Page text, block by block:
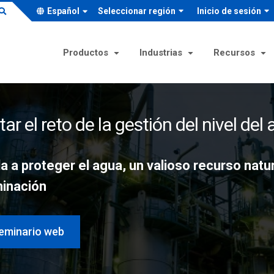
Español Seleccionar región Inicio de sesión
Productos
de temperatura
térmicos
de temperatura OEM
Test Instruments
Calibradores
Bombas manuales-
Comprobadores hidráulicos
Calibradores de prueba
Industrias
para la industria de
y bebidas
y minerales
Visión general de los
industriales y OEM
Soluciones para OEM
Soluciones de ingeniería
personalizadas (CES)
Recursos
el reto de la gestión del nivel del
a proteger el agua, un valioso recurso
web